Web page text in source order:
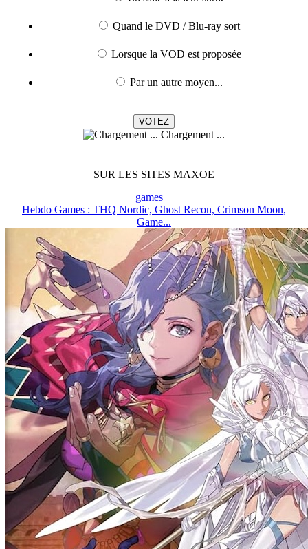
Quand le DVD / Blu-ray sort
Lorsque la VOD est proposée
Par un autre moyen...
Chargement ...
SUR LES SITES MAXOE
games +
Hebdo Games : THQ Nordic, Ghost Recon, Crimson Moon,
Game...